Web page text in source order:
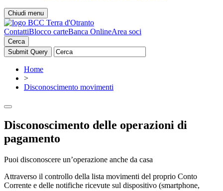
Chiudi menu
ContattiBlocco carteBanca OnlineArea soci
Cerca
Home
>
Disconoscimento movimenti
Disconoscimento delle operazioni di
pagamento
Puoi disconoscere un’operazione anche da casa
Attraverso il controllo della lista movimenti del proprio Conto
Corrente e delle notifiche ricevute sul dispositivo (smartphone,